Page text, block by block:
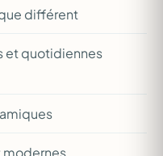
différent
et quotidiennes
modernes